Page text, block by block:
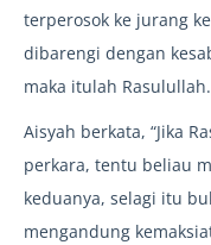
terperosok ke jurang
dibarengi dengan
maka itulah Rasulullah.
Aisyah berkata, “Jika
perkara, tentu beliau
keduanya, selagi itu
mengandung